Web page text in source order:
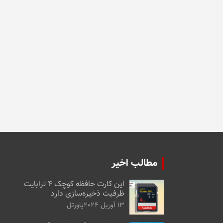
مطالب اخیر
این کارت حافظه کوچک ۴ ترابایت
ظرفیت ذخیره‌سازی دارد
13 آوریل 2024 پاورتل